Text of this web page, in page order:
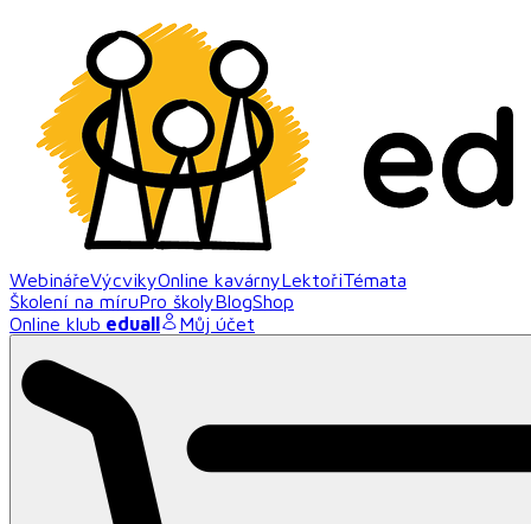
WebinářeVýcvikyOnline kavárnyLektořiTémata
Školení na míruPro školyBlogShop
Online klub eduall Můj účet